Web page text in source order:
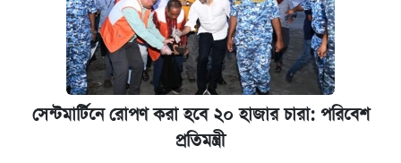
সেন্টমার্টিনে রোপণ করা হবে ২০ হাজার চারা: পরিবেশ
প্রতিমন্ত্রী